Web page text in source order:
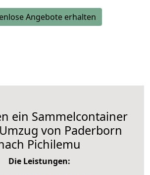
Angebote erhalten
ein Sammelcontainer
von Paderborn
Pichilemu
Die Leistungen: